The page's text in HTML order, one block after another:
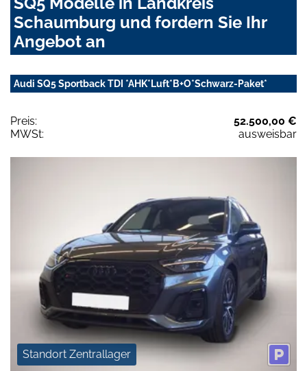
Schaumburg und fordern Sie Ihr
Angebot an
Audi SQ5 Sportback TDI *AHK*Luft*B+O*Schwarz-Paket*
Preis:
52.500,00 €
MWSt:
ausweisbar
Standort Zentrallager